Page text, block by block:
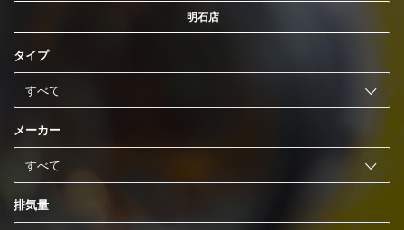
明石店
タイプ
メーカー
排気量